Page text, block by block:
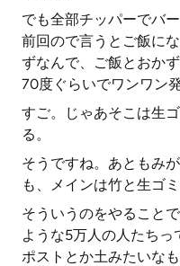
でも全部チッパーでバ
前回ので言うとご飯に
ずなんで、ご飯とおか
70度ぐらいでワンワン
すご。じゃあそこは生
る。
そうですね。あともみ
も、メインは竹と生ゴミ
そういうのをやること
ような5万人の人たち
ポストとか土みたいな